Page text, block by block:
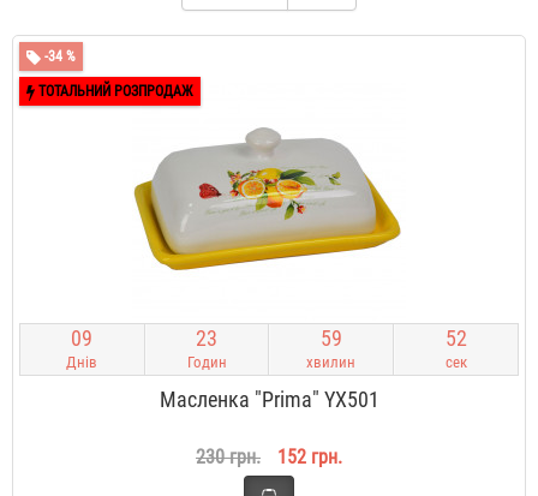
-34 %
ТОТАЛЬНИЙ РОЗПРОДАЖ
09
Днів
23
Годин
59
хвилин
52
сек
Масленка "Prima" YX501
230 грн. 152 грн.